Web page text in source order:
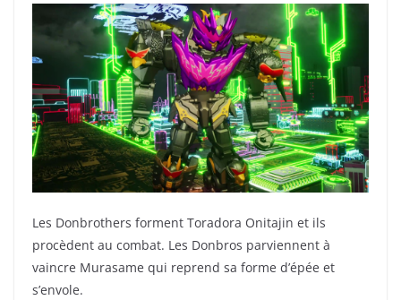
Les Donbrothers forment Toradora Onitajin et ils
procèdent au combat. Les Donbros parviennent à
vaincre Murasame qui reprend sa forme d’épée et
s’envole.